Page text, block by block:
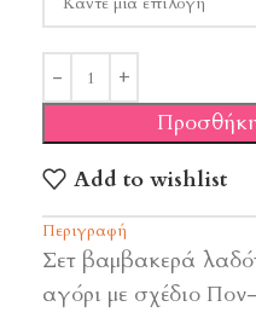
Add to wishlist
Περιγραφή
Σετ βαμβακερά
αγόρι με σχέδιο